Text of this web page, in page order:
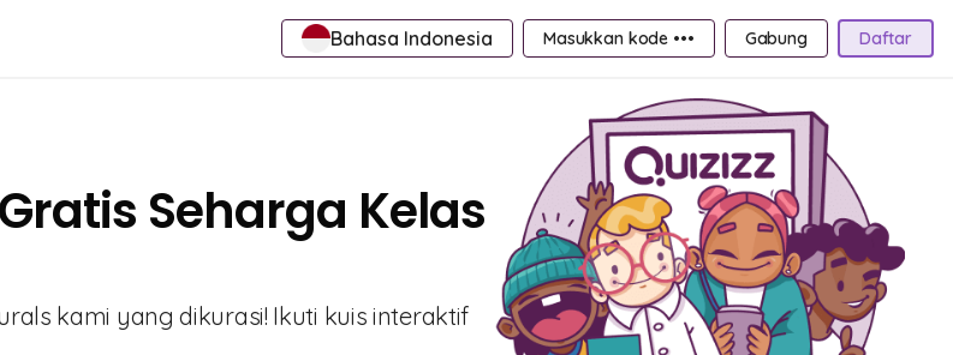
Bahasa Indonesia Masukkan kode ••• Gabung Daftar
Seharga Kelas
kami yang dikurasi! Ikuti kuis interaktif